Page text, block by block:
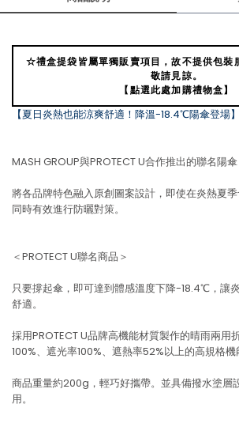
☆禮盒提袋皆屬單獨販賣項目，故不提供包裝
敬請見諒。
【點選此處加購禮物盒】
【夏日炎熱也能涼爽舒適！降溫-18.4℃陽傘登場】
MASH GROUP與PROTECT U合作推出的聯名陽傘
將各品牌特色融入原創圖案設計，即使在炎熱夏
同時有效進行防曬對策。
＜PROTECT U聯名商品＞
只要撐起傘，即可達到體感溫度下降-18.4℃，讓
舒適。
採用PROTECT U品牌高機能材質製作的晴雨兩用
100%、遮光率100%、遮熱率52%以上的高規格機
商品重量約200g，輕巧好攜帶。並具備撥水塗層
用。